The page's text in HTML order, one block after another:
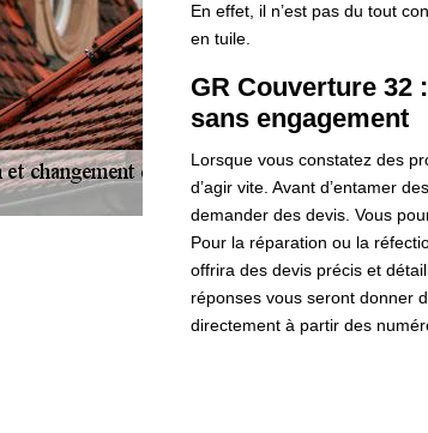
En effet, il n’est pas du tout
en tuile.
GR Couverture 32
sans engagement
Lorsque vous constatez des
d’agir vite. Avant d’entamer
demander des devis. Vous
Pour la réparation ou la
offrira des devis précis et
réponses vous seront donner
directement à partir des